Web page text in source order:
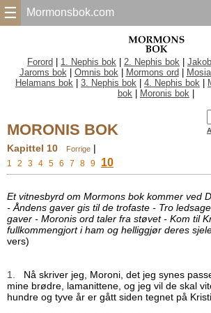
☰ Mormonsbok.com
Forord 1. Nephis bok 2. Nephis bok
Jaroms bok| Omnis bok| Mormons ord
Helamans bok
3. Nephis bok 4. Nephis bok
bok
Moronis bok
MORONIS BOK
Kapittel 10 Forrige |
1 2 3 4 5 6 7 8 9 10
Et vitnesbyrd om Mormons bok kommer ved
- Åndens gaver gis til de trofaste - Tro
gaver - Moronis ord taler fra støvet - Kom til
fullkommengjort i ham og helliggjør deres
vers)
1.
Nå skriver jeg, Moroni, det jeg synes
mine brødre, lamanittene, og jeg vil de skal
hundre og tyve år er gått siden tegnet på